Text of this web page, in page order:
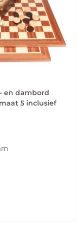
en dambord
5 inclusief